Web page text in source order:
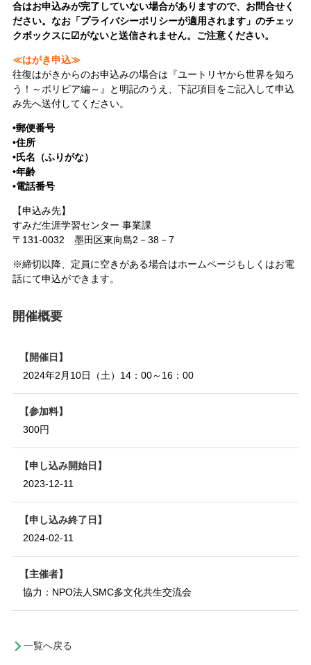
合はお申込みが完了していない場合がありますので、お問合せく
ださい。 なお「プライバシーポリシーが適用されます」のチェッ
クボックスに☑がないと送信されません。ご注意ください。
≪はがき申込≫
往復はがきからのお申込みの場合は『ユートリヤから世界を知ろ
う！～ボリビア編～』と明記のうえ、下記項目をご記入して申込
み先へ送付してください。
•郵便番号
•住所
•氏名（ふりがな）
•年齢
•電話番号
【申込み先】
すみだ生涯学習センター 事業課
〒131-0032 墨田区東向島2－38－7
※締切以降、定員に空きがある場合はホームページもしくはお電
話にて申込ができます。
開催概要
開催日
2024年2月10日（土）14：00～16：00
参加料
300円
申し込み開始日
2023-12-11
申し込み終了日
2024-02-11
主催者
協力：NPO法人SMC多文化共生交流会
一覧へ戻る